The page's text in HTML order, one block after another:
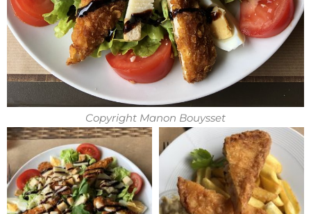
Copyright Manon Bouysset